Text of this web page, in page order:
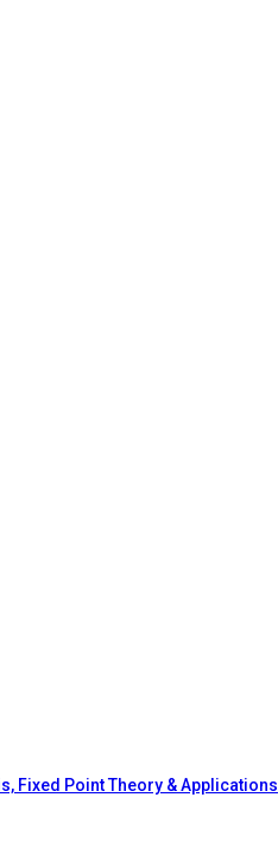
Fixed Point Theory & Applications